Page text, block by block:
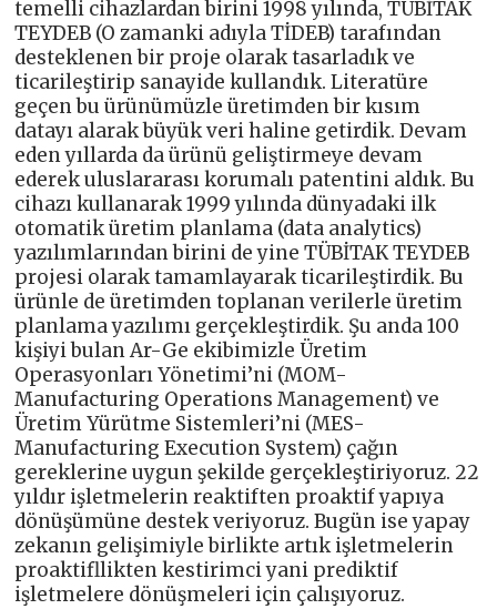
temelli cihazlardan birini 1998 yılında, TÜBİTAK
TEYDEB (O zamanki adıyla TİDEB) tarafından
desteklenen bir proje olarak tasarladık ve
ticarileştirip sanayide kullandık. Literatüre
geçen bu ürünümüzle üretimden bir kısım
datayı alarak büyük veri haline getirdik. Devam
eden yıllarda da ürünü geliştirmeye devam
ederek uluslararası korumalı patentini aldık. Bu
cihazı kullanarak 1999 yılında dünyadaki ilk
otomatik üretim planlama (data analytics)
yazılımlarından birini de yine TÜBİTAK TEYDEB
projesi olarak tamamlayarak ticarileştirdik. Bu
ürünle de üretimden toplanan verilerle üretim
planlama yazılımı gerçekleştirdik. Şu anda 100
kişiyi bulan Ar-Ge ekibimizle Üretim
Operasyonları Yönetimi’ni (MOM-
Manufacturing Operations Management) ve
Üretim Yürütme Sistemleri’ni (MES-
Manufacturing Execution System) çağın
gereklerine uygun şekilde gerçekleştiriyoruz. 22
yıldır işletmelerin reaktiften proaktif yapıya
dönüşümüne destek veriyoruz. Bugün ise yapay
zekanın gelişimiyle birlikte artık işletmelerin
proaktifllikten kestirimci yani prediktif
işletmelere dönüşmeleri için çalışıyoruz.